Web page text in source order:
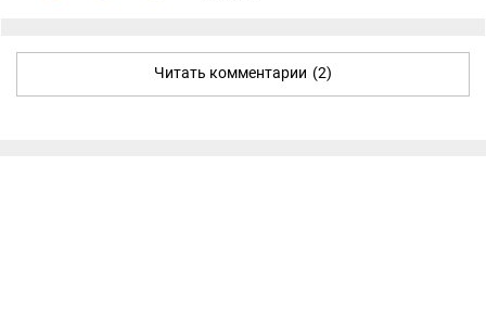
Читать комментарии (2)